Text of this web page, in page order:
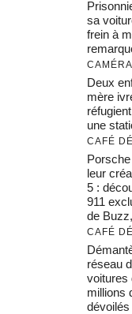
sa
frein à
Deux
mère
une
CAFÉ
leur
5 :
911
de
CAFÉ
réseau
voitures
millions